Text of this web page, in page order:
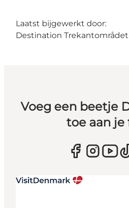
Laatst bijgewerkt door:
Destination Trekantområdet
Voeg een beetje
toe aan je